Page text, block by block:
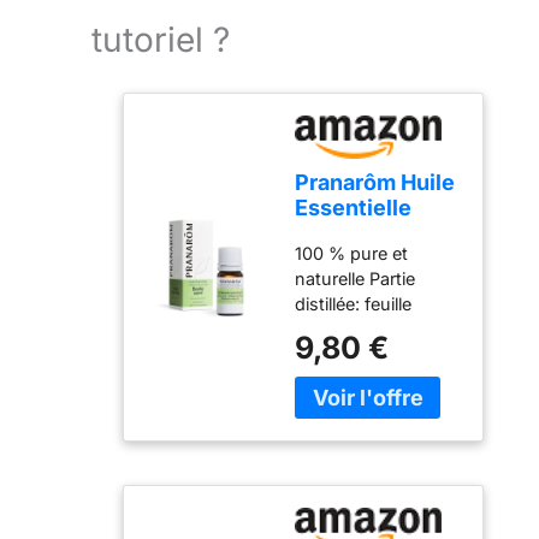
tutoriel ?
Pranarôm Huile
Essentielle
HECT 5 ml
100 % pure et
naturelle Partie
distillée: feuille
ChémoTypées Le
chémotype =
L'analyse
qui apportera les
précisions
fondamentales
9,80 €